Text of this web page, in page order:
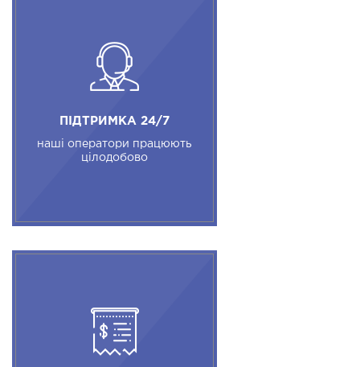
ПІДТРИМКА 24/7
наші оператори працюють
цілодобово